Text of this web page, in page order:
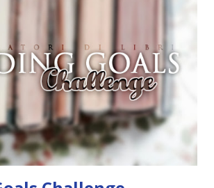
(per me). Siccome è tipo la terza
questo post (con scarsi risultati),
semplice semplice per evitare di
libro chiuso (as always). IN COSA
BLOGTOUR? E' un'iniziativa dedicata
sia pubblicati da editori sia
ne...